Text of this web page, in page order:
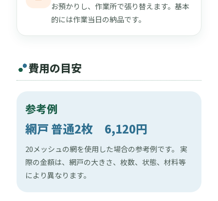
お預かりし、作業所で張り替えます。基本
的には作業当日の納品です。
費用の目安
参考例
網戸 普通2枚 6,120円
20メッシュの網を使用した場合の参考例です。 実
際の金額は、網戸の大きさ、枚数、状態、材料等
により異なります。